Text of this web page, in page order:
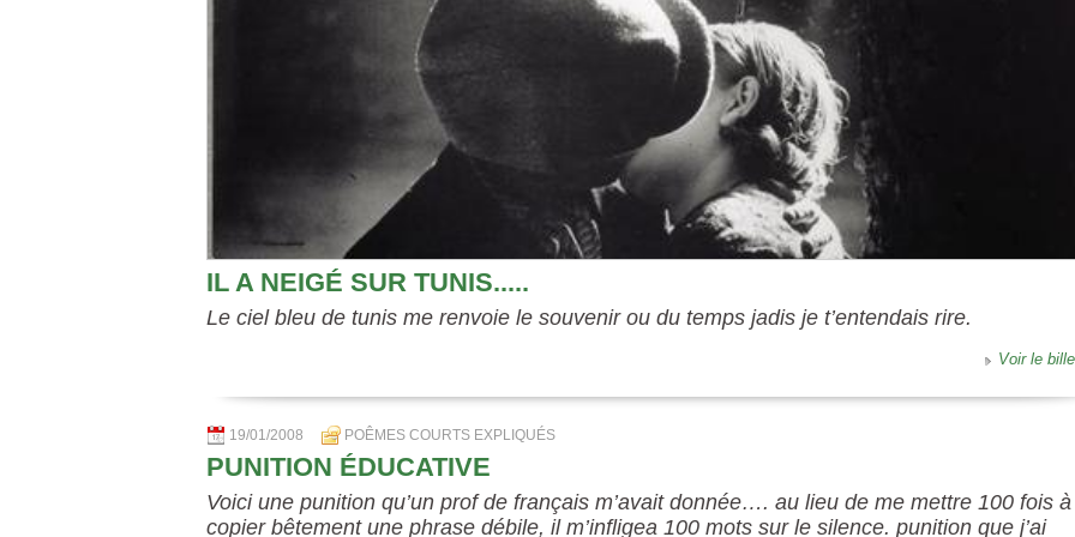
IL A NEIGÉ SUR TUNIS.....
Le ciel bleu de tunis me renvoie le souvenir ou du temps jadis je t’entendais rire.
Voir le
19/01/2008 POÊMES COURTS EXPLIQUÉS
PUNITION ÉDUCATIVE
Voici une punition qu’un prof de français m’avait donnée…. au lieu de me mettre 100 fois à
copier bêtement une phrase débile, il m’infligea 100 mots sur le silence. punition que j’ai